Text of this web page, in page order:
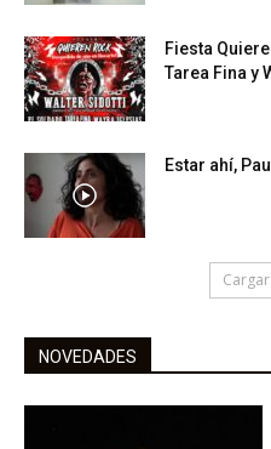
Fiesta
Tarea Fina y
Estar ahí,
NOVEDADES